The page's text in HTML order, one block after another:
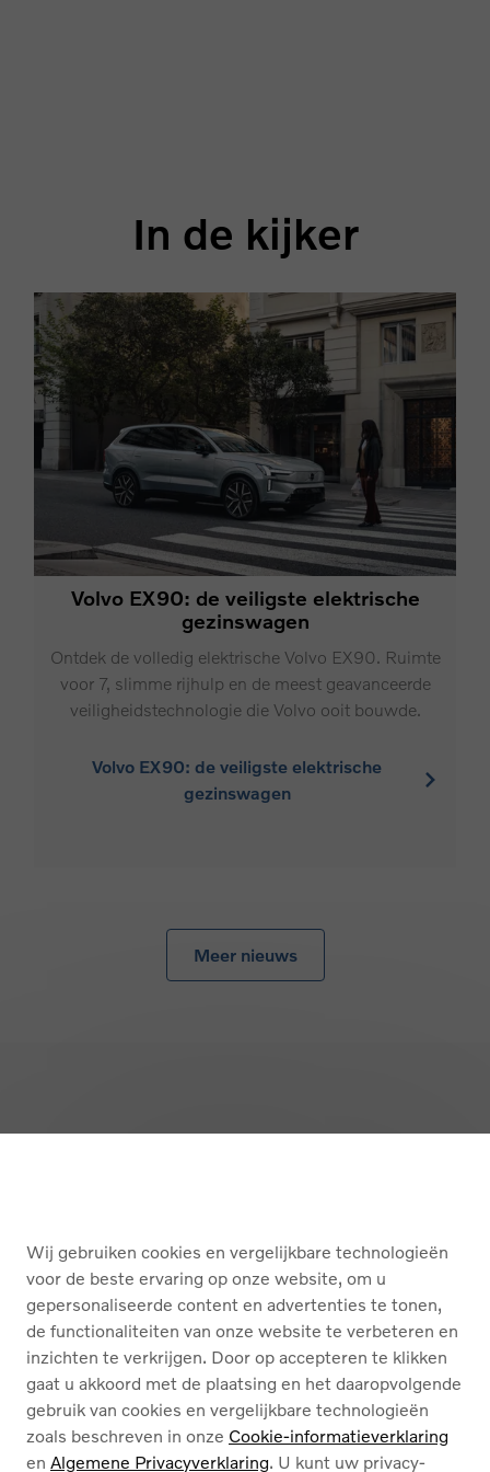
In de kijker
Volvo EX90: de veiligste elektrische
gezinswagen
Ontdek de volledig elektrische Volvo EX90. Ruimte
voor 7, slimme rijhulp en de meest geavanceerde
veiligheidstechnologie die Volvo ooit bouwde.
Volvo EX90: de veiligste elektrische
gezinswagen
Meer nieuws
DIENSTEN
OVER ONS
Wij gebruiken cookies en vergelijkbare technologieën
voor de beste ervaring op onze website, om u
gepersonaliseerde content en advertenties te tonen,
de functionaliteiten van onze website te verbeteren en
inzichten te verkrijgen. Door op accepteren te klikken
gaat u akkoord met de plaatsing en het daaropvolgende
gebruik van cookies en vergelijkbare technologieën
zoals beschreven in onze Cookie-informatieverklaring
en Algemene Privacyverklaring. U kunt uw privacy-